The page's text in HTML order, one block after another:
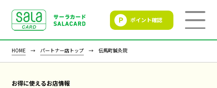
ポイント確認
HOME パートナー店トップ 伝馬町鍼灸院
お得に使えるお店情報